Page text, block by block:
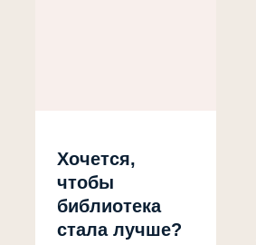
Хочется,
чтобы
библиотека
стала лучше?